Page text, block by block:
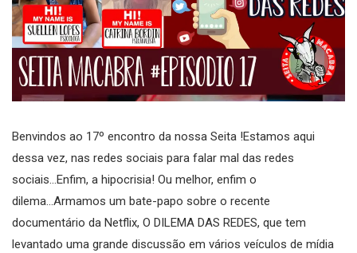
Benvindos ao 17º encontro da nossa Seita !Estamos aqui
dessa vez, nas redes sociais para falar mal das redes
sociais...Enfim, a hipocrisia! Ou melhor, enfim o
dilema...Armamos um bate-papo sobre o recente
documentário da Netflix, O DILEMA DAS REDES, que tem
levantado uma grande discussão em vários veículos de mídia